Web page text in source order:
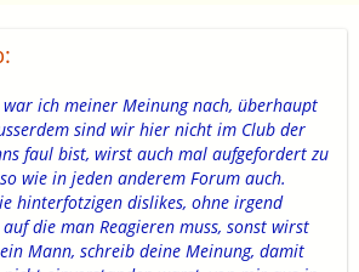
ich meiner Meinung nach, überhaupt
sind wir hier nicht im Club der
faul bist, wirst auch mal aufgefordert zu
wie in jeden anderem Forum auch.
hinterfotzigen dislikes, ohne irgend
die man Reagieren muss, sonst wirst
Mann, schreib deine Meinung, damit